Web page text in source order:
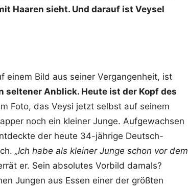
Haaren sieht. Und darauf ist Veysel
einem Bild aus seiner Vergangenheit, ist
seltener Anblick. Heute ist der Kopf des
Foto, das Veysi jetzt selbst auf seinem
noch ein kleiner Junge. Aufgewachsen
der heute 34-jährige Deutsch-
„Ich habe als kleiner Junge schon vor dem
er. Sein absolutes Vorbild damals?
Jungen aus Essen einer der größten